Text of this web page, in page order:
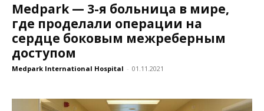
Medpark — 3-я больница в мире,
где проделали операции на
сердце боковым межреберным
доступом
Medpark International Hospital - 01.11.2021